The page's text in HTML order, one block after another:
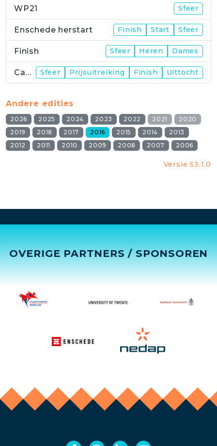
WP21 Sfeer
Enschede herstart Finish Start Sfeer
Finish Sfeer Heren Dames
Campus Sfeer Prijsuitreiking Finish Uittocht
Andere edities
2026 2025 2024 2023 2022 2021
2020
2019
2018 2017 2016 2015 2014
2013
2012
2011 2010 2009 2008 2007 2006
Versie 53.1.0
OVERIGE PARTNERS / SPONSOREN